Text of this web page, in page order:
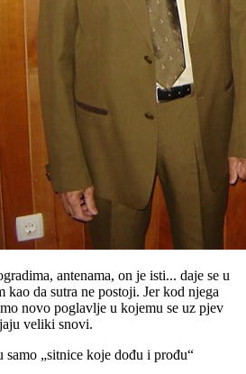
antenama, on je isti... daje se u
kao da sutra ne postoji. Jer kod njega
novo poglavlje u kojemu se uz pjev
veliki snovi.
samo „sitnice koje dođu i prođu“